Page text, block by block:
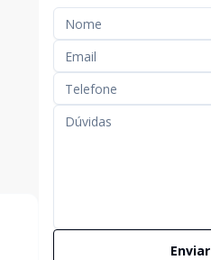
Enviar